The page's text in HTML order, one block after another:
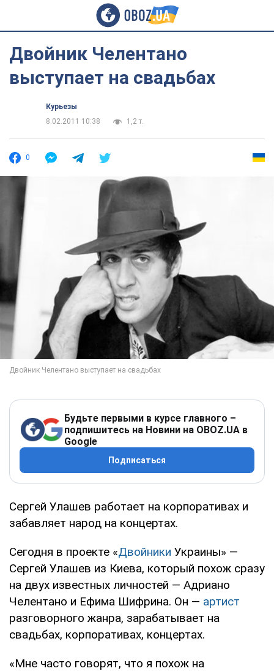
Двойник Челентано
выступает на свадьбах
Курьезы
8.02.2011 10:38
1,2 т.
0
Будьте первыми в курсе главного –
подпишитесь на Новини на OBOZ.UA в
Google
Подписаться
Сергей Улашев работает на корпоративах и
забавляет народ на концертах.
Сегодня в проекте «Двойники Украины» —
Сергей Улашев из Киева, который похож сразу
на двух известных личностей — Адриано
Челентано и Ефима Шифрина. Он — артист
разговорного жанра, зарабатывает на
свадьбах, корпоративах, концертах.
«Мне часто говорят, что я похож на